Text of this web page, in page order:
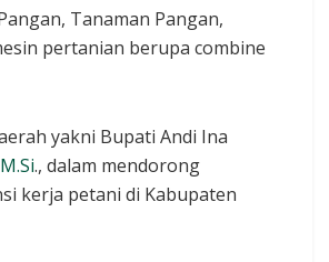
Tanaman Pangan,
pertanian berupa combine
yakni Bupati Andi Ina
M.Si., dalam mendorong
kerja petani di Kabupaten